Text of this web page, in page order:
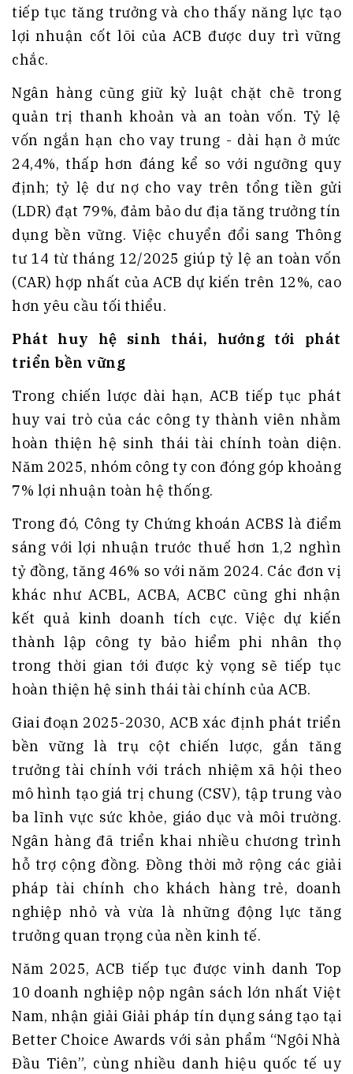
tiếp tục tăng trưởng và cho thấy năng lực tạo
lợi nhuận cốt lõi của ACB được duy trì vững
chắc.
Ngân hàng cũng giữ kỷ luật chặt chẽ trong
quản trị thanh khoản và an toàn vốn. Tỷ lệ
vốn ngắn hạn cho vay trung - dài hạn ở mức
24,4%, thấp hơn đáng kể so với ngưỡng quy
định; tỷ lệ dư nợ cho vay trên tổng tiền gửi
(LDR) đạt 79%, đảm bảo dư địa tăng trưởng tín
dụng bền vững. Việc chuyển đổi sang Thông
tư 14 từ tháng 12/2025 giúp tỷ lệ an toàn vốn
(CAR) hợp nhất của ACB dự kiến trên 12%, cao
hơn yêu cầu tối thiểu.
Phát huy hệ sinh thái, hướng tới phát
triển bền vững
Trong chiến lược dài hạn, ACB tiếp tục phát
huy vai trò của các công ty thành viên nhằm
hoàn thiện hệ sinh thái tài chính toàn diện.
Năm 2025, nhóm công ty con đóng góp khoảng
7% lợi nhuận toàn hệ thống.
Trong đó, Công ty Chứng khoán ACBS là điểm
sáng với lợi nhuận trước thuế hơn 1,2 nghìn
tỷ đồng, tăng 46% so với năm 2024. Các đơn vị
khác như ACBL, ACBA, ACBC cũng ghi nhận
kết quả kinh doanh tích cực. Việc dự kiến
thành lập công ty bảo hiểm phi nhân thọ
trong thời gian tới được kỳ vọng sẽ tiếp tục
hoàn thiện hệ sinh thái tài chính của ACB.
Giai đoạn 2025-2030, ACB xác định phát triển
bền vững là trụ cột chiến lược, gắn tăng
trưởng tài chính với trách nhiệm xã hội theo
mô hình tạo giá trị chung (CSV), tập trung vào
ba lĩnh vực sức khỏe, giáo dục và môi trường.
Ngân hàng đã triển khai nhiều chương trình
hỗ trợ cộng đồng. Đồng thời mở rộng các giải
pháp tài chính cho khách hàng trẻ, doanh
nghiệp nhỏ và vừa là những động lực tăng
trưởng quan trọng của nền kinh tế.
Năm 2025, ACB tiếp tục được vinh danh Top
10 doanh nghiệp nộp ngân sách lớn nhất Việt
Nam, nhận giải Giải pháp tín dụng sáng tạo tại
Better Choice Awards với sản phẩm “Ngôi Nhà
Đầu Tiên”, cùng nhiều danh hiệu quốc tế uy